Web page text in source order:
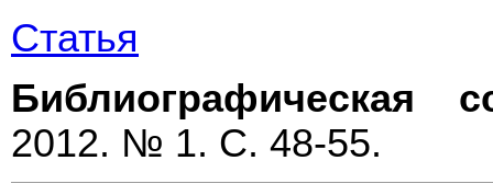
Статья
Библиографическая
2012. № 1. С. 48-55.